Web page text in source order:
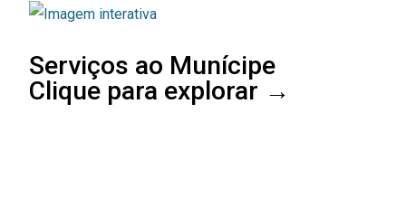
Serviços ao Munícipe
Clique para explorar →